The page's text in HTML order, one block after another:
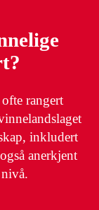
rangert
inkludert
anerkjent